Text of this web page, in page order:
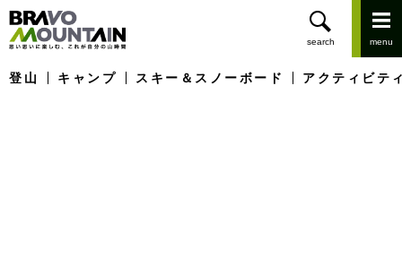
登山 キャンプ スキー＆スノーボード アクティビテ